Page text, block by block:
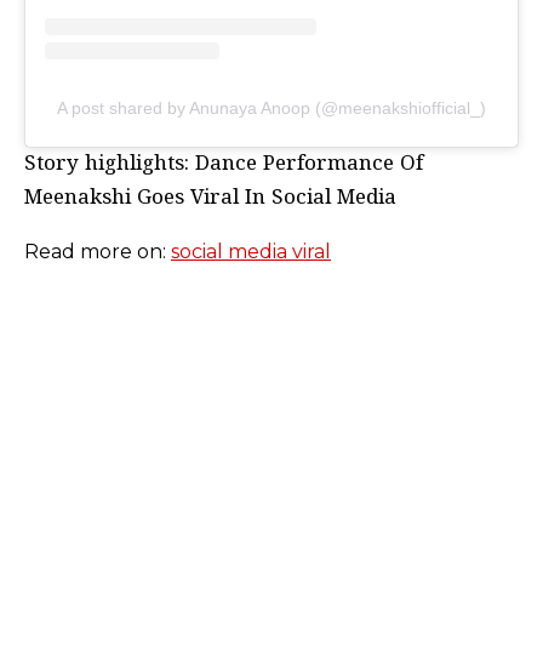
A post shared by Anunaya Anoop (@meenakshiofficial_)
Story highlights: Dance Performance Of
Meenakshi Goes Viral In Social Media
Read more on: social media viral